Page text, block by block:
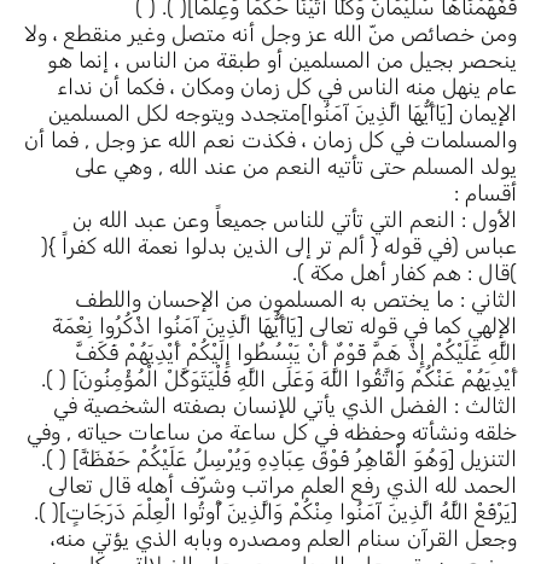
فَفَهَّمْنَاهَا سُلَيْمَانَ وَكُلًّا آتَيْنَا حُكْمًا وَعِلْمًا]( ). ( )
ومن خصائص منّ الله عز وجل أنه متصل وغير منقطع ، ولا
ينحصر بجيل من المسلمين أو طبقة من الناس ، إنما هو
عام ينهل منه الناس في كل زمان ومكان ، فكما أن نداء
الإيمان [يَاأَيُّهَا الَّذِينَ آمَنُوا]متجدد ويتوجه لكل المسلمين
والمسلمات في كل زمان ، فكذت نعم الله عز وجل , فما أن
يولد المسلم حتى تأتيه النعم من عند الله , وهي على
أقسام :
الأول : النعم التي تأتي للناس جميعاً وعن عبد الله بن
عباس (في قوله { ألم تر إلى الذين بدلوا نعمة الله كفراً }(
)قال : هم كفار أهل مكة ).
الثاني : ما يختص به المسلمون من الإحسان واللطف
الإلهي كما في قوله تعالى [يَاأَيُّهَا الَّذِينَ آمَنُوا اذْكُرُوا نِعْمَةَ
اللَّهِ عَلَيْكُمْ إِذْ هَمَّ قَوْمٌ أَنْ يَبْسُطُوا إِلَيْكُمْ أَيْدِيَهُمْ فَكَفَّ
أَيْدِيَهُمْ عَنْكُمْ وَاتَّقُوا اللَّهَ وَعَلَى اللَّهِ فَلْيَتَوَكَّلْ الْمُؤْمِنُونَ] ( ).
الثالث : الفضل الذي يأتي للإنسان بصفته الشخصية في
خلقه ونشأته وحفظه في كل ساعة من ساعات حياته , وفي
التنزيل [وَهُوَ الْقَاهِرُ فَوْقَ عِبَادِهِ وَيُرْسِلُ عَلَيْكُمْ حَفَظَةً] ( ).
الحمد لله الذي رفع العلم مراتب وشرّف أهله قال تعالى
[يَرْفَعْ اللَّهُ الَّذِينَ آمَنُوا مِنْكُمْ وَالَّذِينَ أُوتُوا الْعِلْمَ دَرَجَاتٍ]( ).
وجعل القرآن سنام العلم ومصدره وبابه الذي يؤتي منه،